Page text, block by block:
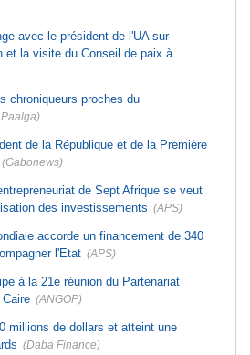
avec le président de l'UA sur
et la visite du Conseil de paix à
chroniqueurs proches du
de la République et de la Première
(Gabonews)
de Sept Afrique se veut
des investissements (APS)
accorde un financement de 340
l'Etat (APS)
à la 21e réunion du Partenariat
(ANGOP)
millions de dollars et atteint une
(Daba Finance)